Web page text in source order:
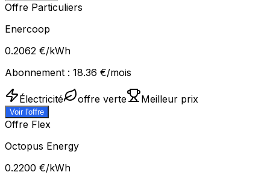
Offre Particuliers
Enercoop
0.2062 €/kWh
Abonnement : 18.36 €/mois
Électricité offre verte Meilleur prix
Voir l'offre
Offre Flex
Octopus Energy
0.2200 €/kWh